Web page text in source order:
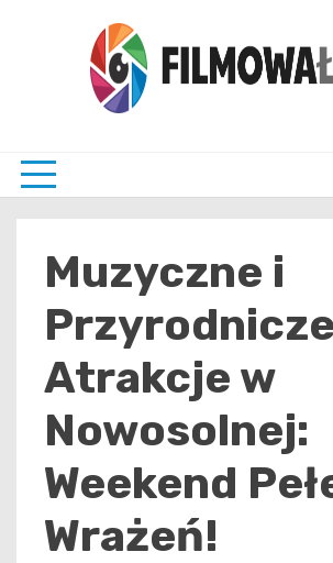
Muzyczne i
Przyrodnicze
Atrakcje w
Nowosolnej:
Weekend
Wrażeń!